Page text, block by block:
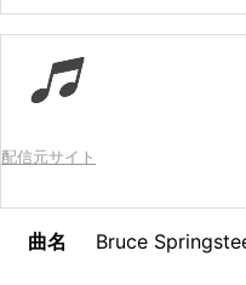
配信元サイト
曲名 Bruce